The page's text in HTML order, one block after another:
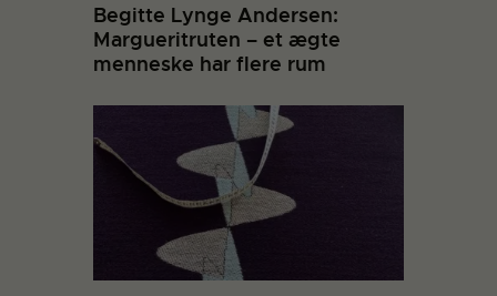
Begitte Lynge Andersen:
Margueritruten – et ægte
menneske har flere rum